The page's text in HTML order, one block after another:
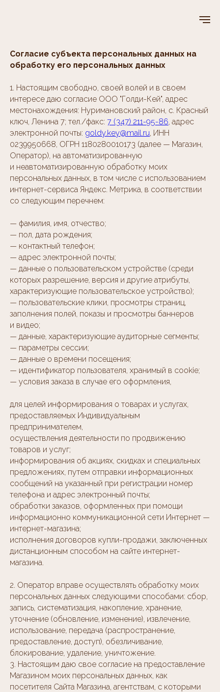
Согласие субъекта персональных данных на
обработку его персональных данных
1. Настоящим свободно, своей волей и в своем
интересе даю согласие ООО "Голди-Кей", адрес
местонахождения: Нуримановский район, с. Красный
ключ, Ленина 7; тел./факс: 7 (347) 211-95-86, адрес
электронной почты: goldy.key@mail.ru, ИНН
0239950668, ОГРН 1180280010173 (далее — Магазин,
Оператор), на автоматизированную
и неавтоматизированную обработку моих
персональных данных, в том числе с использованием
интернет-сервиса Яндекс. Метрика, в соответствии
со следующим перечнем:
— фамилия, имя, отчество;
— пол, дата рождения;
— контактный телефон;
— адрес электронной почты;
— данные о пользовательском устройстве (среди
которых разрешение, версия и другие атрибуты,
характеризующие пользовательское устройство);
— пользовательские клики, просмотры страниц,
заполнения полей, показы и просмотры баннеров
и видео;
— данные, характеризующие аудиторные сегменты;
— параметры сессии;
— данные о времени посещения;
— идентификатор пользователя, хранимый в cookie;
— условия заказа в случае его оформления,
для целей информирования о товарах и услугах,
предоставляемых Индивидуальным
предпринимателем,
осуществления деятельности по продвижению
товаров и услуг;
информирования об акциях, скидках и специальных
предложениях, путем отправки информационных
сообщений на указанный при регистрации номер
телефона и адрес электронный почты;
обработки заказов, оформленных при помощи
информационно коммуникационной сети Интернет —
интернет-магазина;
исполнения договоров купли-продажи, заключенных
дистанционным способом на сайте интернет-
магазина.
2. Оператор вправе осуществлять обработку моих
персональных данных следующими способами: сбор,
запись, систематизация, накопление, хранение,
уточнение (обновление, изменение), извлечение,
использование, передача (распространение,
предоставление, доступ), обезличивание,
блокирование, удаление, уничтожение.
3. Настоящим даю свое согласие на предоставление
Магазином моих персональных данных, как
посетителя Сайта Магазина, агентствам, с которыми